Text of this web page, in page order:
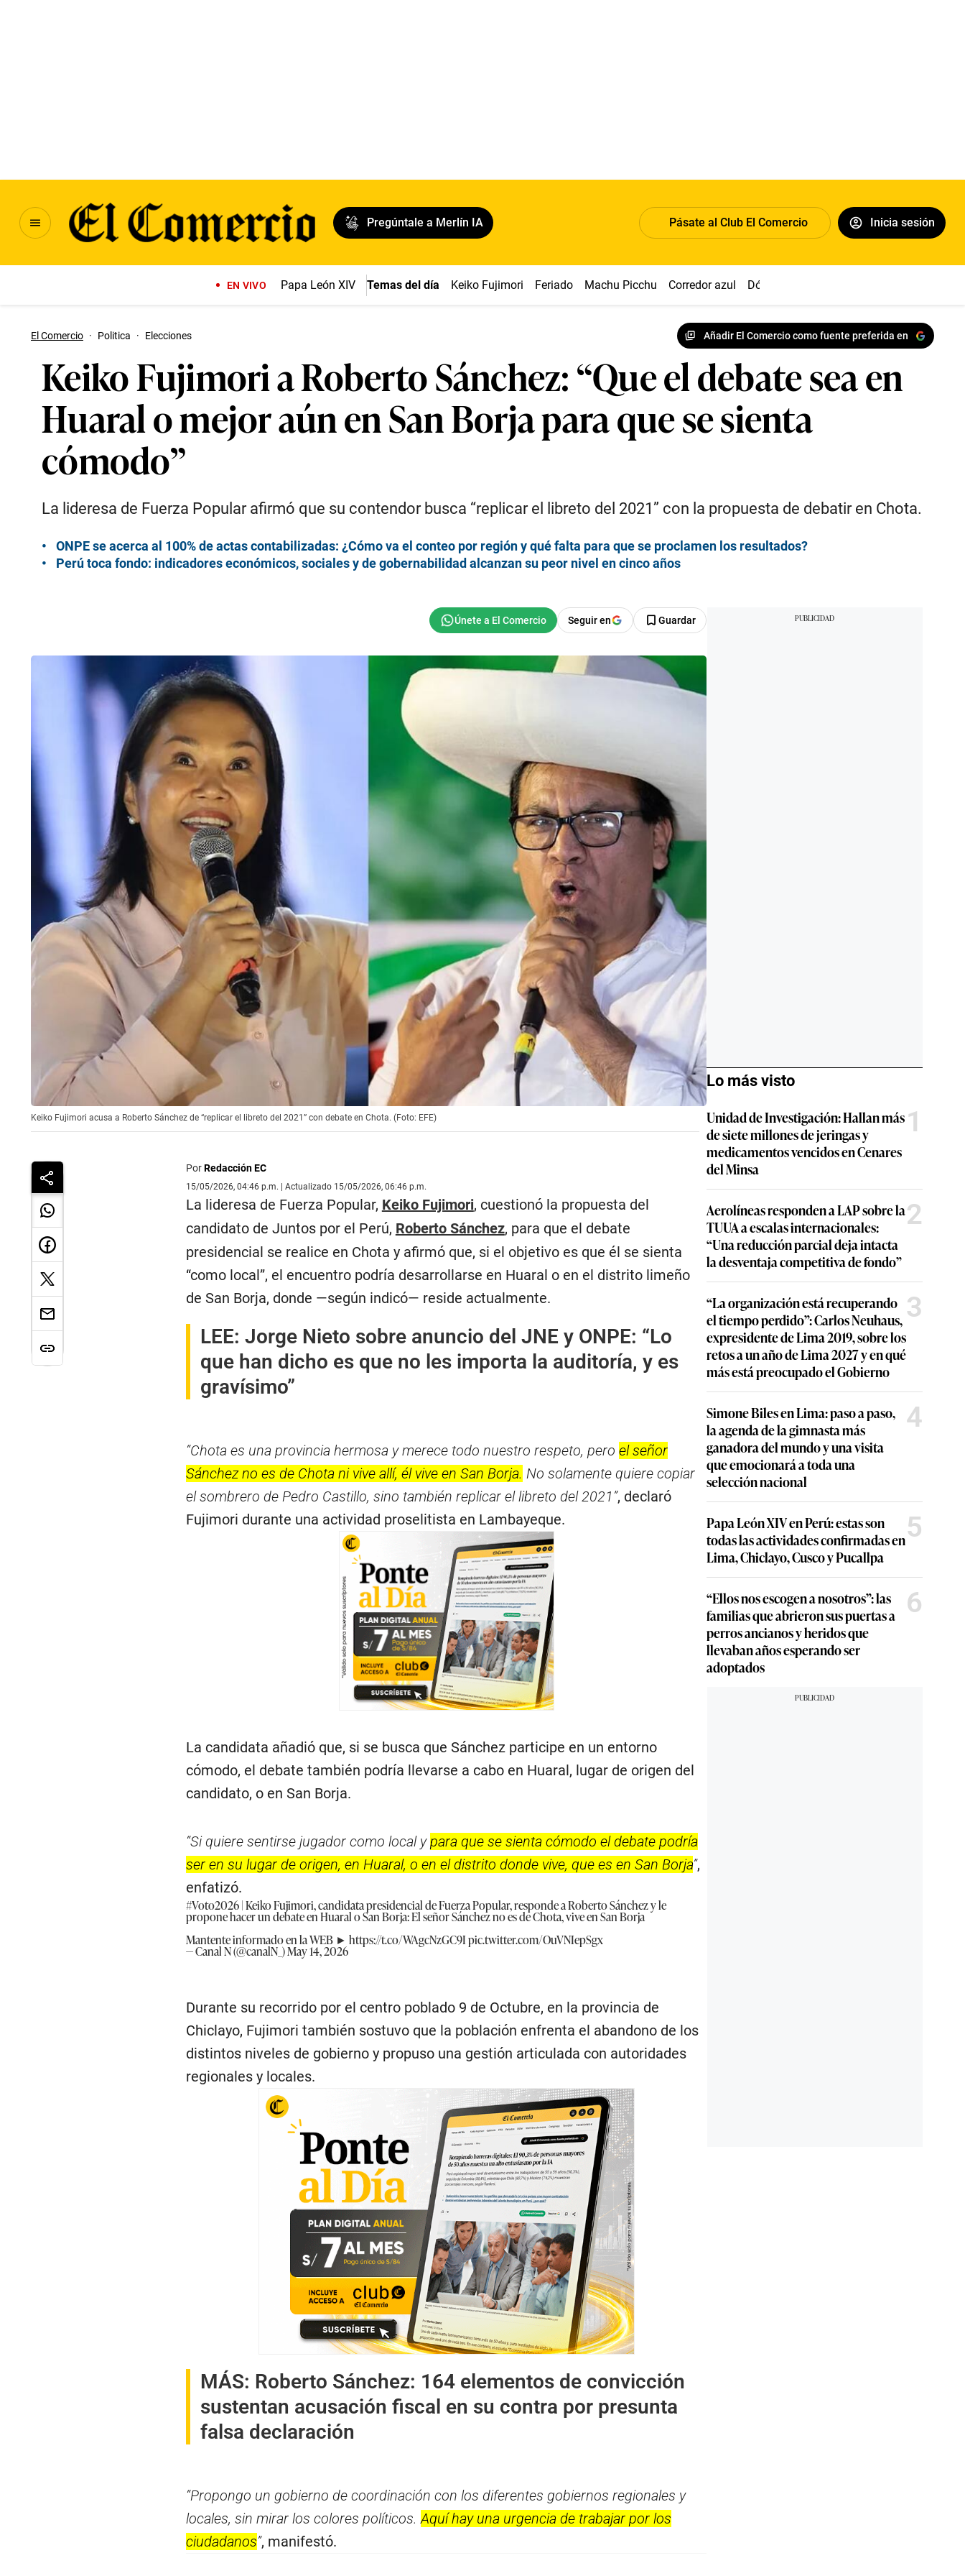
Pregúntale a Merlín IA Pásate al Club El Comercio Inicia sesión
EN VIVO Papa León XIV Temas del día Keiko Fujimori Feriado Machu Picchu Corredor azul Dólar
El Comercio · Politica · Elecciones Añadir El Comercio como fuente preferida en
Keiko Fujimori a Roberto Sánchez: “Que el debate sea en
Huaral o mejor aún en San Borja para que se sienta
cómodo”
La lideresa de Fuerza Popular afirmó que su contendor busca “replicar el libreto del 2021” con la propuesta de debatir en Chota.
ONPE se acerca al 100% de actas contabilizadas: ¿Cómo va el conteo por región y qué falta para que se proclamen los resultados?
Perú toca fondo: indicadores económicos, sociales y de gobernabilidad alcanzan su peor nivel en cinco años
Seguir en Guardar
Keiko Fujimori acusa a Roberto Sánchez de “replicar el libreto del 2021” con debate en Chota. (Foto: EFE)
PorRedacción EC
15/05/2026, 04:46 p.m. | Actualizado 15/05/2026, 06:46 p.m.
La lideresa de Fuerza Popular, Keiko Fujimori, cuestionó la propuesta del
candidato de Juntos por el Perú, Roberto Sánchez, para que el debate
presidencial se realice en Chota y afirmó que, si el objetivo es que él se sienta
“como local”, el encuentro podría desarrollarse en Huaral o en el distrito limeño
de San Borja, donde —según indicó— reside actualmente.
LEE: Jorge Nieto sobre anuncio del JNE y ONPE: “Lo
que han dicho es que no les importa la auditoría, y es
gravísimo”
“Chota es una provincia hermosa y merece todo nuestro respeto, pero el señor
Sánchez no es de Chota ni vive allí, él vive en San Borja. No solamente quiere copiar
el sombrero de Pedro Castillo, sino también replicar el libreto del 2021”, declaró
Fujimori durante una actividad proselitista en Lambayeque.
La candidata añadió que, si se busca que Sánchez participe en un entorno
cómodo, el debate también podría llevarse a cabo en Huaral, lugar de origen del
candidato, o en San Borja.
“Si quiere sentirse jugador como local ypara que se sienta cómodo el debate podría
ser en su lugar de origen, en Huaral, o en el distrito donde vive, que es en San Borja”,
enfatizó.
#Voto2026| Keiko Fujimori, candidata presidencial de Fuerza Popular, responde a Roberto Sánchez y le
propone hacer un debate en Huaral o San Borja: El señor Sánchez no es de Chota, vive en San Borja
Mantente informado en la WEB ► https://t.co/WAgcNzGC9Ipic.twitter.com/OuVNIepSgx
— Canal N (@canalN_)May 14, 2026
Durante su recorrido por el centro poblado 9 de Octubre, en la provincia de
Chiclayo, Fujimori también sostuvo que la población enfrenta el abandono de los
distintos niveles de gobierno y propuso una gestión articulada con autoridades
regionales y locales.
MÁS: Roberto Sánchez: 164 elementos de convicción
sustentan acusación fiscal en su contra por presunta
falsa declaración
“Propongo un gobierno de coordinación con los diferentes gobiernos regionales y
locales, sin mirar los colores políticos.Aquí hay una urgencia de trabajar por los
ciudadanos”, manifestó.
Lo más visto
Unidad de Investigación: Hallan más
de siete millones de jeringas y
medicamentos vencidos en Cenares
del Minsa
1
Aerolíneas responden a LAP sobre la
TUUA a escalas internacionales:
“Una reducción parcial deja intacta
la desventaja competitiva de fondo”
2
“La organización está recuperando
el tiempo perdido”: Carlos Neuhaus,
expresidente de Lima 2019, sobre los
retos a un año de Lima 2027 y en qué
más está preocupado el Gobierno
3
Simone Biles en Lima: paso a paso,
la agenda de la gimnasta más
ganadora del mundo y una visita
que emocionará a toda una
selección nacional
4
Papa León XIV en Perú: estas son
todas las actividades confirmadas en
Lima, Chiclayo, Cusco y Pucallpa
5
“Ellos nos escogen a nosotros”: las
familias que abrieron sus puertas a
perros ancianos y heridos que
llevaban años esperando ser
adoptados
6